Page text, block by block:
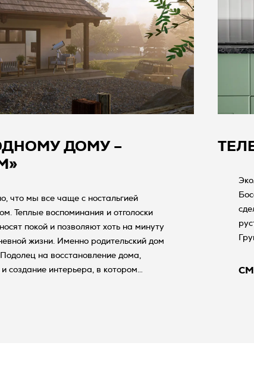
ДОМУ –
что мы все чаще с ностальгией
Теплые воспоминания и отголоски
покой и позволяют хоть на минуту
жизни. Именно родительский дом
на восстановление дома,
создание интерьера, в котором